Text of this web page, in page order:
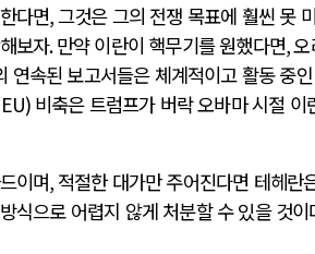
다면,그것은 그의 전쟁 목표에 훨씬 못
보자.만약 이란이 핵무기를 원했다면,오
연속된 보고서들은 체계적이고 활동 중
비축은 트럼프가 버락 오바마 시절
이며, 적절한 대가만 주어진다면 테헤란
식으로 어렵지 않게 처분할 수 있을 것이